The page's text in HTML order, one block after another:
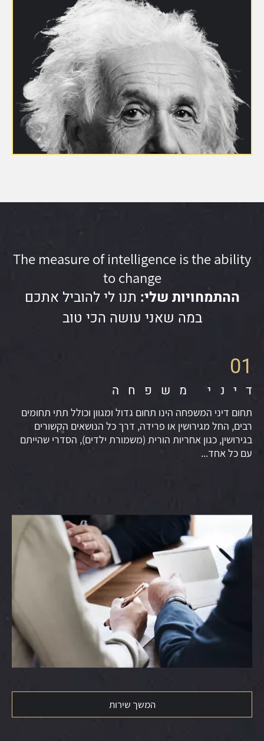
The measure of intelligence is the ability
to change
ההתמחויות שלי: תנו לי להוביל אתכם
במה שאני עושה הכי טוב
01
דיני משפחה
תחום דיני המשפחה הינו תחום גדול ומגוון וכולל תתי תחומים
רבים, החל מגירושין או פרידה, דרך כל הנושאים הקשורים
בגירושין, כגון אחריות הורית (משמורת ילדים), הסדרי שהייתם
עם כל אחד...
המשך שירות